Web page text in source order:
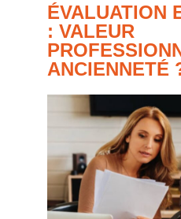
ÉVALUATION
: VALEUR
ANCIENNETÉ